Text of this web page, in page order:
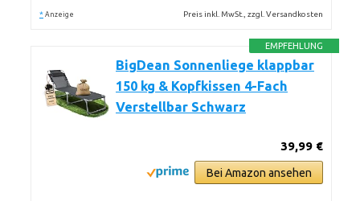
* Anzeige Preis inkl. MwSt., zzgl. Versandkosten
EMPFEHLUNG
BigDean Sonnenliege klappbar
150 kg & Kopfkissen 4-Fach
Verstellbar Schwarz
39,99 €
Bei Amazon ansehen